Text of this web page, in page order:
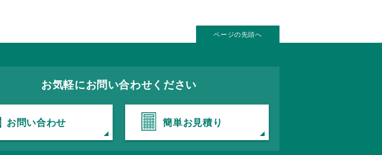
お気軽にお問い合わせください
お問い合わせ 簡単お見積り
ページの先頭へ